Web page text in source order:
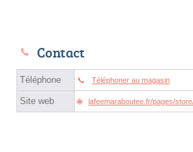
Contact
Téléphone Téléphoner au magasin
Site web lafeemaraboutee.fr/pages/